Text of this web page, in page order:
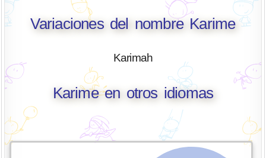
Variaciones del nombre Karime
Karimah
Karime en otros idiomas